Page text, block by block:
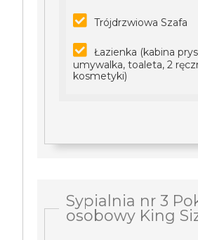
Trójdrzwiowa Szafa
Łazienka (kabina
umywalka, toaleta, 2
kosmetyki)
Sypialnia nr 3
osobowy King